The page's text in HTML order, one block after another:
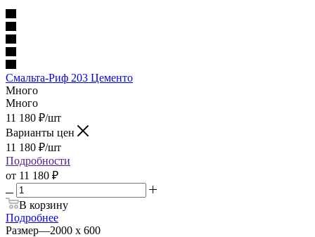
Смальта-Риф 203 Цементо
Много
Много
11 180 ₽/шт
Варианты цен
11 180 ₽/шт
Подробности
от 11 180 ₽
В корзину
Подробнее
Размер—2000 х 600